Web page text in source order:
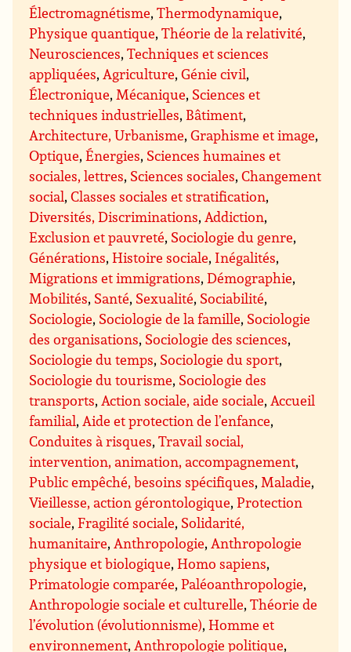
Électromagnétisme,Thermodynamique,
Physique quantique,Théorie de la relativité,
Neurosciences,Techniques et sciences
appliquées, Agriculture,Génie civil,
Électronique, Mécanique, Sciences et
techniques industrielles, Bâtiment,
Architecture, Urbanisme,Graphisme et image,
Optique,Énergies, Sciences humaines et
sociales, lettres, Sciences sociales,Changement
social,Classes sociales et stratification,
Diversités, Discriminations, Addiction,
Exclusion et pauvreté, Sociologie du genre,
Générations,Histoire sociale, Inégalités,
Migrations et immigrations,Démographie,
Mobilités, Santé, Sexualité, Sociabilité,
Sociologie, Sociologie de la famille, Sociologie
des organisations, Sociologie des sciences,
Sociologie du temps, Sociologie du sport,
Sociologie du tourisme, Sociologie des
transports, Action sociale, aide sociale, Accueil
familial, Aide et protection de l’enfance,
Conduites à risques,Travail social,
intervention, animation, accompagnement,
Public empêché, besoins spécifiques, Maladie,
Vieillesse, action gérontologique,Protection
sociale,Fragilité sociale, Solidarité,
humanitaire, Anthropologie, Anthropologie
physique et biologique,Homo sapiens,
Primatologie comparée,Paléoanthropologie,
Anthropologie sociale et culturelle,Théorie de
l’évolution (évolutionnisme),Homme et
environnement, Anthropologie politique,